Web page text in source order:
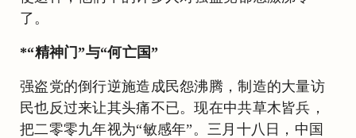
了。
*“精神门”与“何亡国”
强盗党的倒行逆施造成民怨沸腾，制造的大量访
民也反过来让其头痛不已。现在中共草木皆兵，
把二零零九年视为“敏感年”。三月十八日，中国